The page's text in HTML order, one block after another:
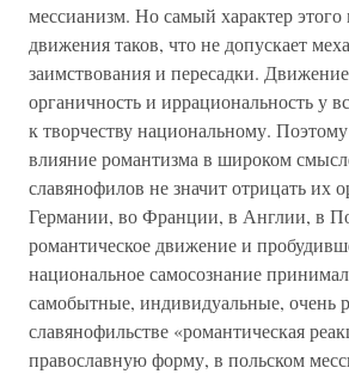
мессианизм. Но самый характер
движения таков, что не допускает
заимствования и пересадки.
органичность и иррациональность у
к творчеству национальному.
влияние романтизма в широком
славянофилов не значит отрицать их
Германии, во Франции, в Англии, в
романтическое движение и
национальное самосознание
самобытные, индивидуальные, очень
славянофильстве «романтическая
православную форму, в польском